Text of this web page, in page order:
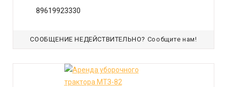
89619923330
СООБЩЕНИЕ НЕДЕЙСТВИТЕЛЬНО? Сообщите нам!